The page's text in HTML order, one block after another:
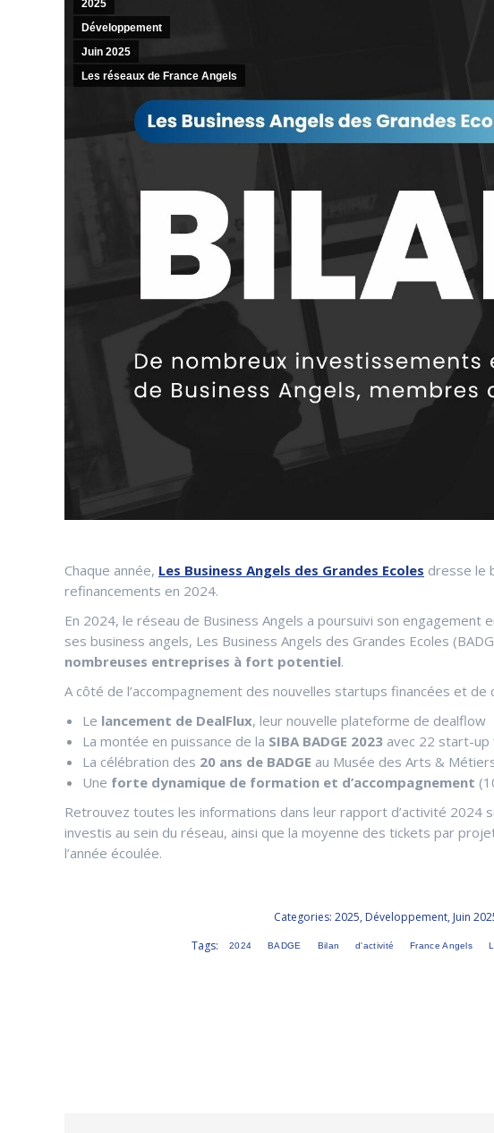
2025
Développement
Juin 2025
Les réseaux de France Angels
Chaque année, Les Business Angels des Grandes Ecoles dresse le
refinancements en 2024.
En 2024, le réseau de Business Angels a poursuivi son
ses business angels, Les Business Angels des Grandes Ecoles
nombreuses entreprises à fort potentiel.
A côté de l’accompagnement des nouvelles startups financées et
Le lancement de DealFlux, leur nouvelle plateforme de dealflow
La montée en puissance de la SIBA BADGE 2023 avec 22 start-up
La célébration des 20 ans de BADGE au Musée des Arts &
Une forte dynamique de formation et d’accompagnement
Retrouvez toutes les informations dans leur rapport d’activité 2024
investis au sein du réseau, ainsi que la moyenne des tickets par
l’année écoulée.
Categories: 2025, Développement, Juin
Tags:
2024 BADGE Bilan d'activité France Angels